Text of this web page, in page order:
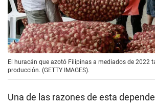
El huracán que azotó Filipinas a mediados de 2022
producción. (GETTY IMAGES).
Una de las razones de esta